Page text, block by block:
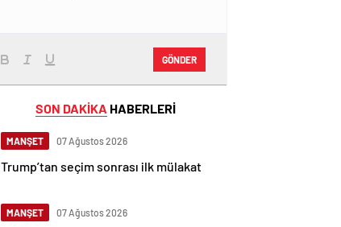
GÖNDER
SON DAKİKA HABERLERİ
MANŞET 07 Ağustos 2026
Trump’tan seçim sonrası ilk mülakat
MANŞET 07 Ağustos 2026